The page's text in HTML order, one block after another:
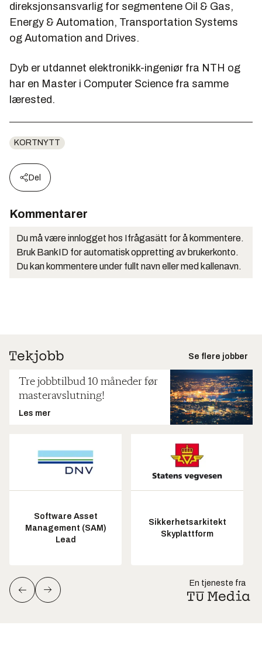
direksjonsansvarlig for segmentene Oil & Gas,
Energy & Automation, Transportation Systems
og Automation and Drives.
Dyb er utdannet elektronikk-ingeniør fra NTH og
har en Master i Computer Science fra samme
lærested.
KORTNYTT
Del
Kommentarer
Du må være innlogget hos Ifrågasätt for å kommentere.
Bruk BankID for automatisk oppretting av brukerkonto.
Du kan kommentere under fullt navn eller med kallenavn.
Se flere jobber
Tre jobbtilbud 10 måneder før
masteravslutning!
Les mer
Software Asset
Management (SAM)
Lead
Sikkerhetsarkitekt
Skyplattform
En tjeneste fra